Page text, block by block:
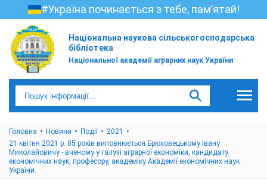
#Україна починається з тебе, пам’ятай!
Національна наукова сільськогосподарська
бібліотека
Національної академії аграрних наук України
Головна Новини Події
2021
21 квітня 2021 р. 85 років виповнюється Брюховецькому Івану
Миколайовичу - вченому у галузі аграрної економіки, кандидату
економічних наук, професору, академіку Академії економічних наук
України.